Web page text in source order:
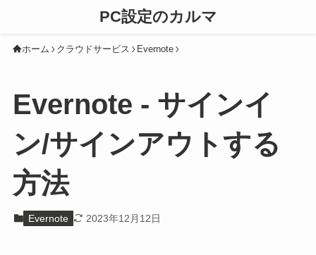
PC設定のカルマ
ホーム クラウドサービス Evernote
Evernote - サインイ
ン/サインアウトする
方法
Evernote 2023年12月12日